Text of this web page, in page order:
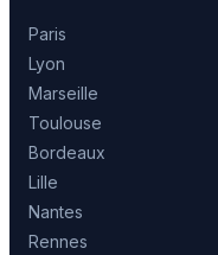
Paris
Lyon
Marseille
Toulouse
Bordeaux
Lille
Nantes
Rennes